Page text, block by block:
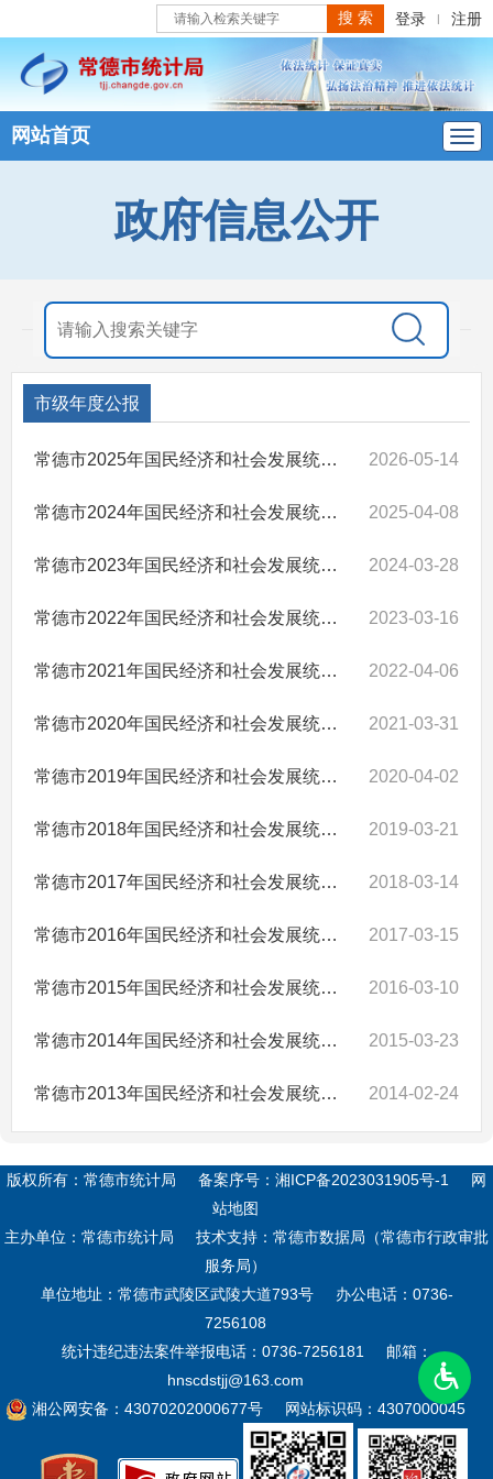
登录 | 注册
网站首页
政府信息公开
市级年度公报
常德市2025年国民经济和社会发展统计公报 2026-05-14
常德市2024年国民经济和社会发展统计公报 2025-04-08
常德市2023年国民经济和社会发展统计公报 2024-03-28
常德市2022年国民经济和社会发展统计公报 2023-03-16
常德市2021年国民经济和社会发展统计公报 2022-04-06
常德市2020年国民经济和社会发展统计公报 2021-03-31
常德市2019年国民经济和社会发展统计公报 2020-04-02
常德市2018年国民经济和社会发展统计公报 2019-03-21
常德市2017年国民经济和社会发展统计公报 2018-03-14
常德市2016年国民经济和社会发展统计公报 2017-03-15
常德市2015年国民经济和社会发展统计公报 2016-03-10
常德市2014年国民经济和社会发展统计公报 2015-03-23
常德市2013年国民经济和社会发展统计公报 2014-02-24
版权所有：常德市统计局 备案序号： 湘ICP备2023031905号-1
网
站地图
主办单位：常德市统计局
技术支持：常德市数据局（常德市行政审批
服务局）
单位地址：常德市武陵区武陵大道793号
办公电话：0736-
7256108
统计违纪违法案件举报电话：0736-7256181
邮箱：
hnscdstjj@163.com
湘公网安备：43070202000677号
网站标识码：4307000045